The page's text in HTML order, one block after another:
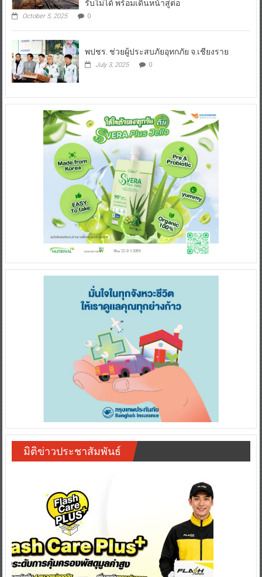
รับไม่ได้ พร้อมเดินหน้าสู่ต่อ
October 5, 2025 0
พปชร. ช่วยผู้ประสบภัยอุทกภัย จ.เชียงราย
July 3, 2025 0
มิติข่าวประชาสัมพันธ์